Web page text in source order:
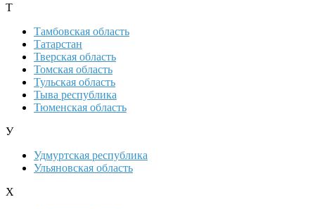
Т
Тамбовская область
Татарстан
Тверская область
Томская область
Тульская область
Тыва республика
Тюменская область
У
Удмуртская республика
Ульяновская область
Х